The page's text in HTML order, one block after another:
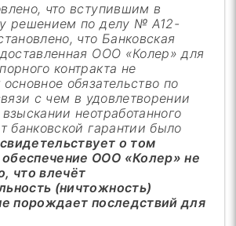
что вступившим в
решением по делу № А12-
что Банковская
ООО «Колер» для
контракта не
обязательство по
с чем в удовлетворении
неотработанного
банковской гарантии было
свидетельствует о том
ООО «Колер» не
что влечёт
(ничтожность)
порождает последствий для